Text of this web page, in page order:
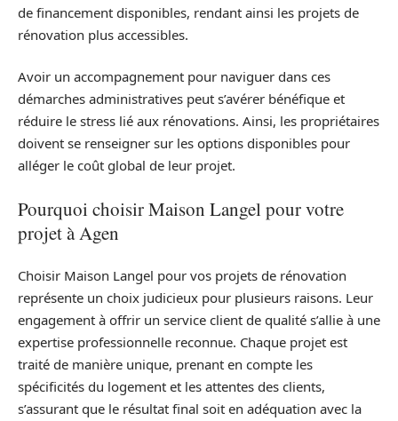
de financement disponibles, rendant ainsi les projets de
rénovation plus accessibles.
Avoir un accompagnement pour naviguer dans ces
démarches administratives peut s’avérer bénéfique et
réduire le stress lié aux rénovations. Ainsi, les propriétaires
doivent se renseigner sur les options disponibles pour
alléger le coût global de leur projet.
Pourquoi choisir Maison Langel pour votre
projet à Agen
Choisir Maison Langel pour vos projets de rénovation
représente un choix judicieux pour plusieurs raisons. Leur
engagement à offrir un service client de qualité s’allie à une
expertise professionnelle reconnue. Chaque projet est
traité de manière unique, prenant en compte les
spécificités du logement et les attentes des clients,
s’assurant que le résultat final soit en adéquation avec la